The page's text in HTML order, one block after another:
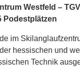
Westfeld –
Podestplätzen
im
hessischen und
Technik